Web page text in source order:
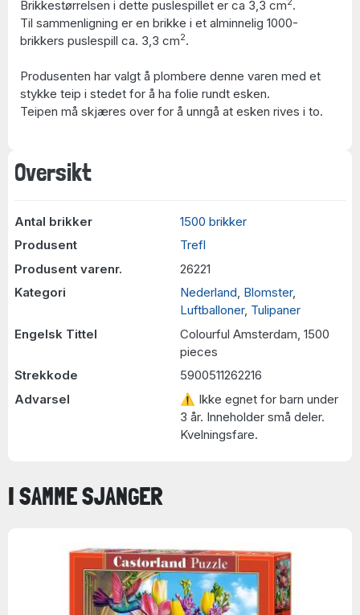
Oversikt
Antal brikker
1500 brikker
Produsent
Trefl
Produsent varenr.
26221
Kategori
Nederland, Blomster,
Luftballoner, Tulipaner
Engelsk Tittel
Colourful Amsterdam, 1500
pieces
Strekkode
5900511262216
Advarsel
⚠ Ikke egnet for barn under
3 år. Inneholder små deler.
Kvelningsfare.
Brikkestørrelsen i dette puslespillet er ca 3,3 cm .
Til sammenligning er en brikke i et alminnelig 1000-
brikkers puslespill ca. 3,3 cm2.
Produsenten har valgt å plombere denne varen med et
stykke teip i stedet for å ha folie rundt esken.
Teipen må skjæres over for å unngå at esken rives i to.
I SAMME SJANGER